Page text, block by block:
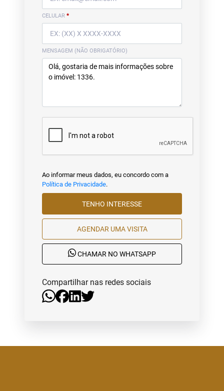
CELULAR *
MENSAGEM (NÃO OBRIGATÓRIO)
Ao informar meus dados, eu concordo com a
Política de Privacidade.
TENHO INTERESSE
AGENDAR UMA VISITA
CHAMAR NO WHATSAPP
Compartilhar nas redes sociais